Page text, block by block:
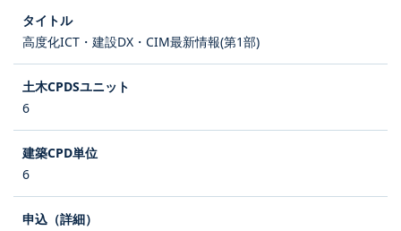
高度化ICT・建設DX・CIM最新情報(第1部)
6
6